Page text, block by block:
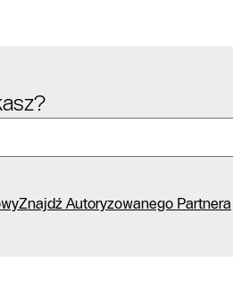
Znajdź Autoryzowanego Partnera